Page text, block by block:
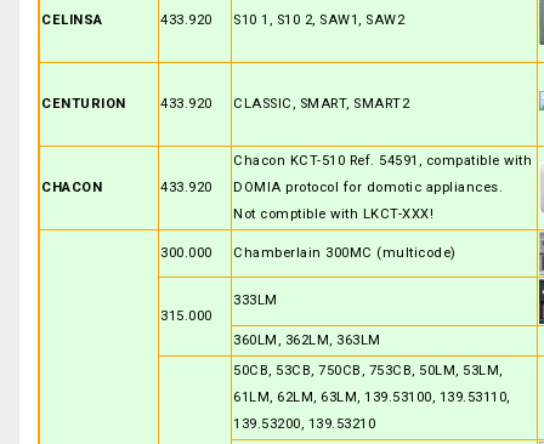
CELINSA 433.920 S10 1, S10 2, SAW1, SAW2
CENTURION 433.920 CLASSIC, SMART, SMART2
CHACON 433.920
Chacon KCT-510 Ref. 54591, compatible with
DOMIA protocol for domotic appliances.
Not comptible with LKCT-XXX!
300.000 Chamberlain 300MC (multicode)
315.000
333LM
360LM, 362LM, 363LM
50CB, 53CB, 750CB, 753CB, 50LM, 53LM,
61LM, 62LM, 63LM, 139.53100, 139.53110,
139.53200, 139.53210